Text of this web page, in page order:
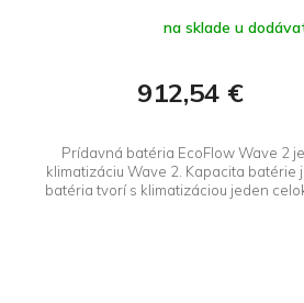
na sklade u
912,54 €
Prídavná batéria EcoFlow Wave 2
klimatizáciu Wave 2. Kapacita batérie
batéria tvorí s klimatizáciou jeden